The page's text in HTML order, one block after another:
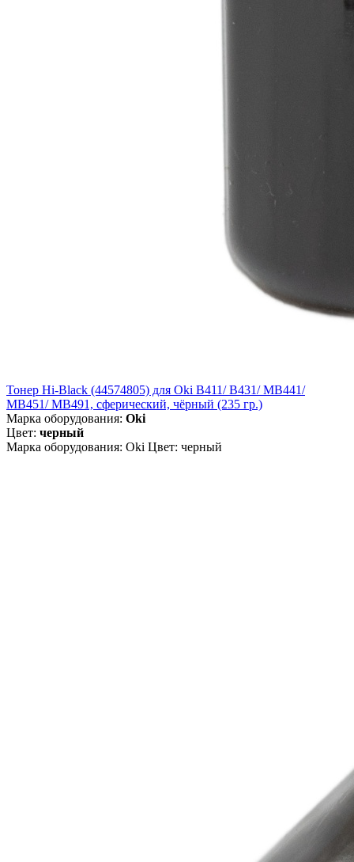
Тонер Hi-Black (44574805) для Oki B411/ B431/ MB441/
MB451/ MB491, сферический, чёрный (235 гр.)
Марка оборудования: Oki
Цвет: черный
Марка оборудования: Oki Цвет: черный